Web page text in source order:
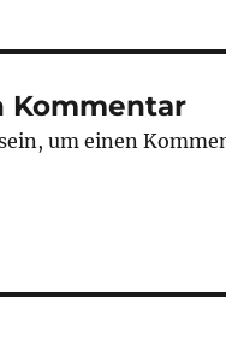
Kommentar
um einen